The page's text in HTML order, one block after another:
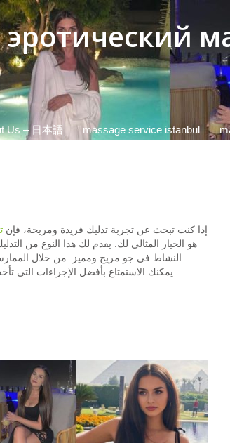
Us – 日本語 massage service istanbul
إذا كنت تبحث عن تجربة تدليك فريدة ومريحة، فإن
هو الخيار المثالي لك. يقدم لك هذا النوع من
النشاط في جو مريح ومميز. من خلال